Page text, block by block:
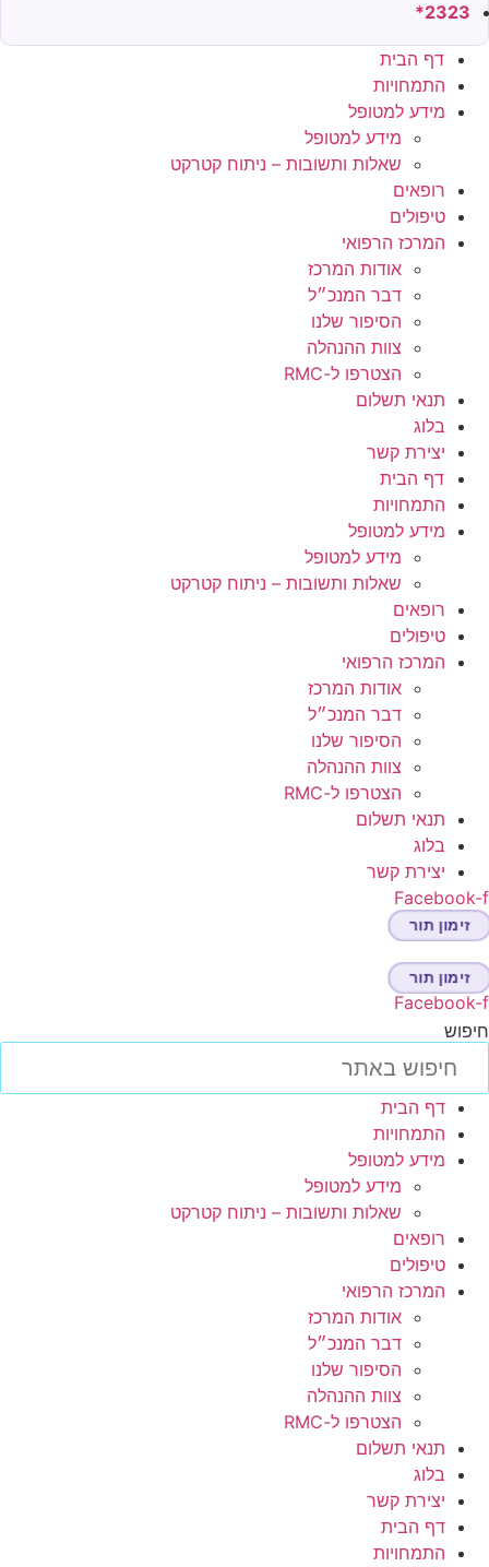
2323*
דף הבית
התמחויות
מידע למטופל
מידע למטופל
שאלות ותשובות – ניתוח קטרקט
רופאים
טיפולים
המרכז הרפואי
אודות המרכז
דבר המנכ״ל
הסיפור שלנו
צוות ההנהלה
הצטרפו ל-RMC
תנאי תשלום
בלוג
יצירת קשר
דף הבית
התמחויות
מידע למטופל
מידע למטופל
שאלות ותשובות – ניתוח קטרקט
רופאים
טיפולים
המרכז הרפואי
אודות המרכז
דבר המנכ״ל
הסיפור שלנו
צוות ההנהלה
הצטרפו ל-RMC
תנאי תשלום
בלוג
יצירת קשר
זימון תור
זימון תור
דף הבית
התמחויות
מידע למטופל
מידע למטופל
שאלות ותשובות – ניתוח קטרקט
רופאים
טיפולים
המרכז הרפואי
אודות המרכז
דבר המנכ״ל
הסיפור שלנו
צוות ההנהלה
הצטרפו ל-RMC
תנאי תשלום
בלוג
יצירת קשר
דף הבית
התמחויות